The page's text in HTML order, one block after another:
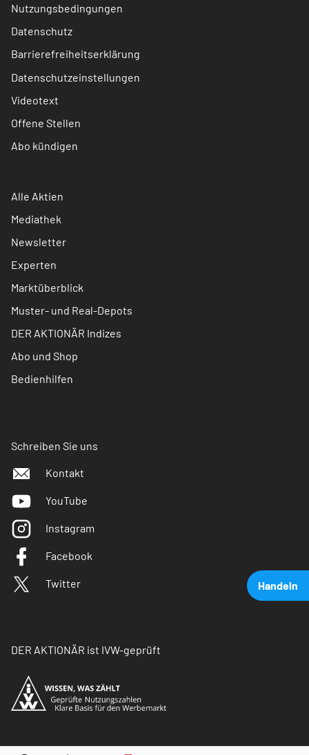
Handeln
Nutzungsbedingungen
Datenschutz
Barrierefreiheitserklärung
Datenschutzeinstellungen
Videotext
Offene Stellen
Abo kündigen
Alle Aktien
Mediathek
Newsletter
Experten
Marktüberblick
Muster- und Real-Depots
DER AKTIONÄR Indizes
Abo und Shop
Bedienhilfen
Schreiben Sie uns
Kontakt
YouTube
Instagram
Facebook
Twitter
DER AKTIONÄR ist IVW-geprüft